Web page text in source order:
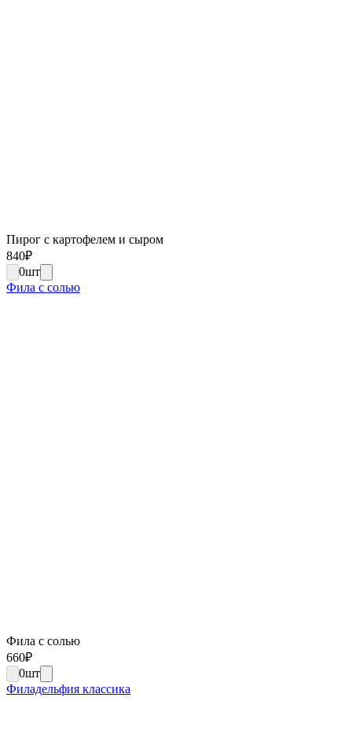
Пирог с картофелем и сыром
840₽
0шт
Фила с солью
Фила с солью
660₽
0шт
Филадельфия классика